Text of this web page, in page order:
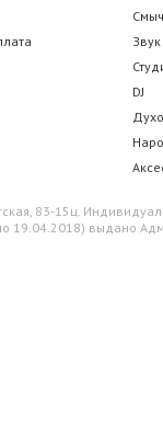
Звук
DJ
83-15ц.
19.04.2018) выдано